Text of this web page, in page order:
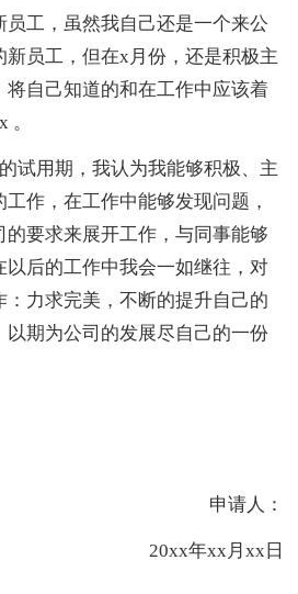
工，虽然我自己还是一个来公
新员工，但在x月份，还是积极主
将自己知道的和在工作中应该着
。
用期，我认为我能够积极、主
作，在工作中能够发现问题，
的要求来展开工作，与同事能够
以后的工作中我会一如继往，对
：力求完美，不断的提升自己的
以期为公司的发展尽自己的一份
申请人：
20xx年xx月xx日